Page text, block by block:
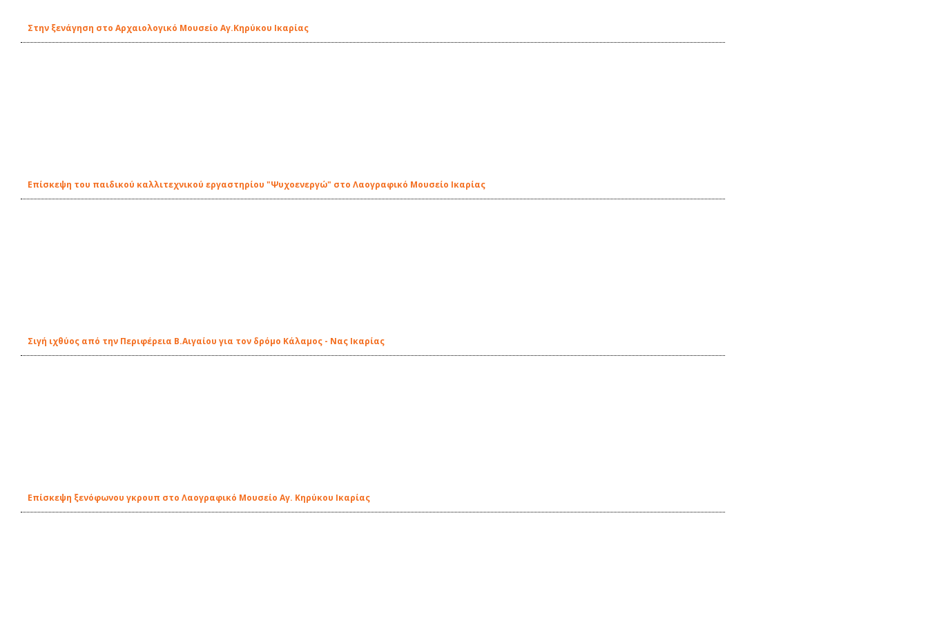
Στην ξενάγηση στο Αρχαιολογικό Μουσείο Αγ.Κηρύκου Ικαρίας
Επίσκεψη του παιδικού καλλιτεχνικού εργαστηρίου "Ψυχοενεργώ" στο Λαογραφικό Μουσείο Ικαρίας
Σιγή ιχθύος από την Περιφέρεια Β.Αιγαίου για τον δρόμο Κάλαμος - Νας Ικαρίας
Επίσκεψη ξενόφωνου γκρουπ στο Λαογραφικό Μουσείο Αγ. Κηρύκου Ικαρίας